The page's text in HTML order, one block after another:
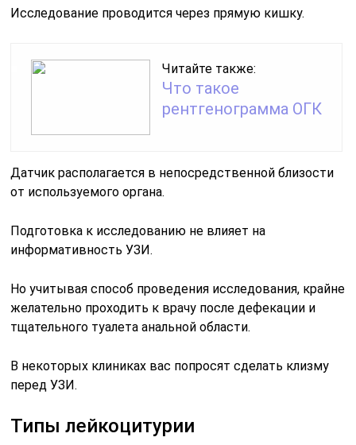
Исследование проводится через прямую кишку.
Читайте также:
Что такое
рентгенограмма ОГК
Датчик располагается в непосредственной близости
от используемого органа.
Подготовка к исследованию не влияет на
информативность УЗИ.
Но учитывая способ проведения исследования, крайне
желательно проходить к врачу после дефекации и
тщательного туалета анальной области.
В некоторых клиниках вас попросят сделать клизму
перед УЗИ.
Типы лейкоцитурии